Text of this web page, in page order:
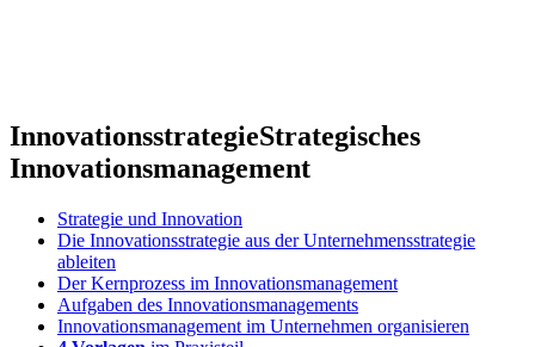
InnovationsstrategieStrategisches
Innovationsmanagement
Strategie und Innovation
Die Innovationsstrategie aus der Unternehmensstrategie
ableiten
Der Kernprozess im Innovationsmanagement
Aufgaben des Innovationsmanagements
Innovationsmanagement im Unternehmen organisieren